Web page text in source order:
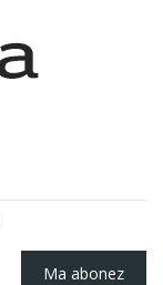
Ma abonez